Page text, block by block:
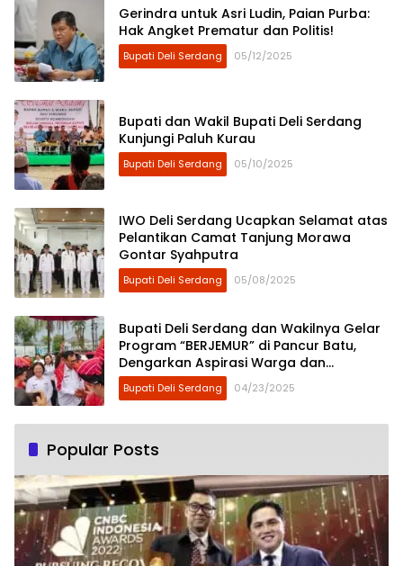
Gerindra untuk Asri Ludin, Paian Purba:
Hak Angket Prematur dan Politis!
Bupati Deli Serdang 05/12/2025
Bupati dan Wakil Bupati Deli Serdang
Kunjungi Paluh Kurau
Bupati Deli Serdang 05/10/2025
IWO Deli Serdang Ucapkan Selamat atas
Pelantikan Camat Tanjung Morawa
Gontar Syahputra
Bupati Deli Serdang 05/08/2025
Bupati Deli Serdang dan Wakilnya Gelar
Program “BERJEMUR” di Pancur Batu,
Dengarkan Aspirasi Warga dan
Serahkan Bantuan Sosial
Bupati Deli Serdang 04/23/2025
Popular Posts